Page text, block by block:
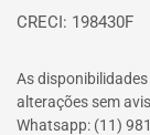
CRECI: 198430F
As
alterações sem
Whatsapp: (11)